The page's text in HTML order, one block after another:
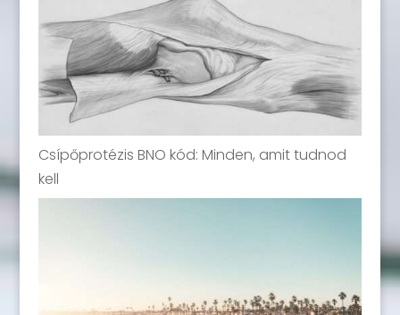
Csípőprotézis BNO kód: Minden, amit tudnod
kell